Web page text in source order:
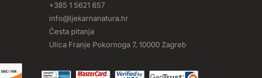
+385 1 5621 657
info@ljekarnanatura.hr
Česta pitanja
Ulica Franje Pokornoga 7, 10000 Zagreb